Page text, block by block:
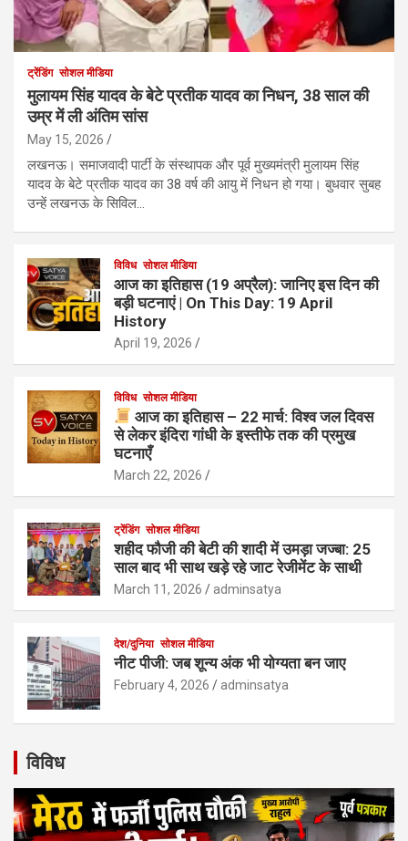
ट्रेंडिंग सोशल मीडिया
मुलायम सिंह यादव के बेटे प्रतीक यादव का निधन, 38 साल की
उम्र में ली अंतिम सांस
May 15, 2026
लखनऊ। समाजवादी पार्टी के संस्थापक और पूर्व मुख्यमंत्री मुलायम सिंह
यादव के बेटे प्रतीक यादव का 38 वर्ष की आयु में निधन हो गया। बुधवार सुबह
उन्हें लखनऊ के सिविल…
विविध सोशल मीडिया
आज का इतिहास (19 अप्रैल): जानिए इस दिन की
बड़ी घटनाएं | On This Day: 19 April
History
April 19, 2026
विविध सोशल मीडिया
आज का इतिहास – 22 मार्च: विश्व जल दिवस
से लेकर इंदिरा गांधी के इस्तीफे तक की प्रमुख
घटनाएँ
March 22, 2026
ट्रेंडिंग सोशल मीडिया
शहीद फौजी की बेटी की शादी में उमड़ा जज्बा: 25
साल बाद भी साथ खड़े रहे जाट रेजीमेंट के साथी
March 11, 2026 adminsatya
देश/दुनिया सोशल मीडिया
नीट पीजी: जब शून्य अंक भी योग्यता बन जाए
February 4, 2026 adminsatya
विविध